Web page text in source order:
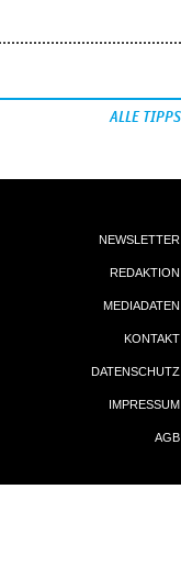
ALLE TIPPS
NEWSLETTER
REDAKTION
MEDIADATEN
KONTAKT
DATENSCHUTZ
IMPRESSUM
AGB